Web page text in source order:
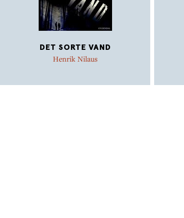
DET SORTE VAND
Henrik Nilaus